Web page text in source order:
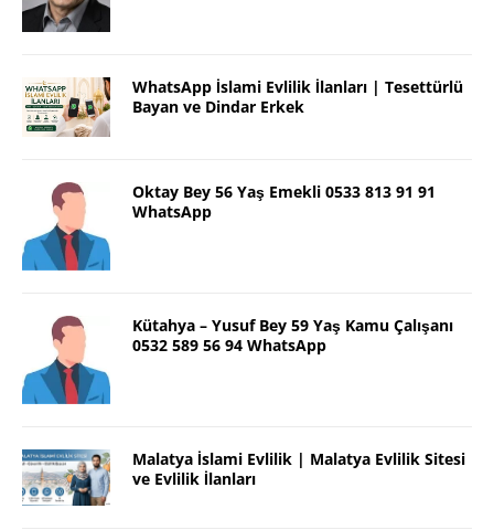
WhatsApp İslami Evlilik İlanları | Tesettürlü
Bayan ve Dindar Erkek
Oktay Bey 56 Yaş Emekli 0533 813 91 91
WhatsApp
Kütahya – Yusuf Bey 59 Yaş Kamu Çalışanı
0532 589 56 94 WhatsApp
Malatya İslami Evlilik | Malatya Evlilik Sitesi
ve Evlilik İlanları